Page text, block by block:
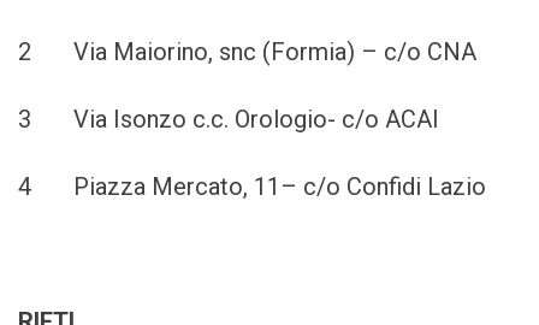
2 Via Maiorino, snc (Formia) – c/o CNA
3 Via Isonzo c.c. Orologio- c/o ACAI
4 Piazza Mercato, 11– c/o Confidi Lazio